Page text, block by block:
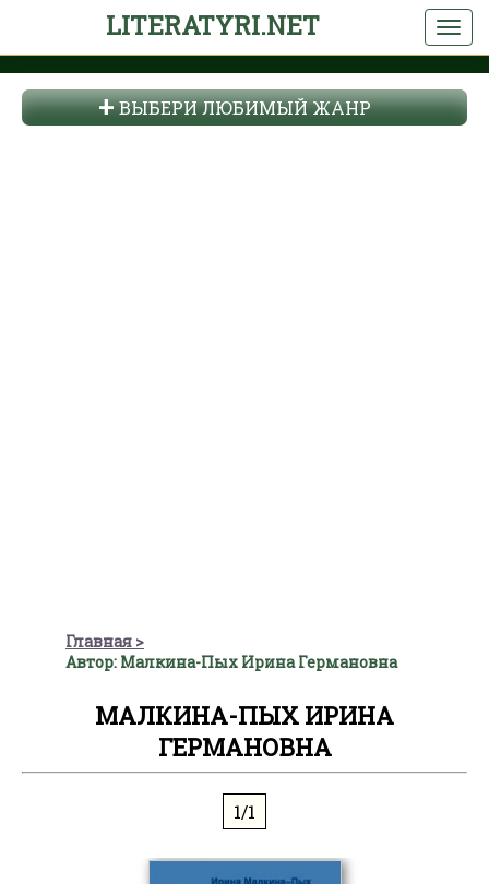
LITERATYRI.NET
ВЫБЕРИ ЛЮБИМЫЙ ЖАНР
Главная
Автор: Малкина-Пых Ирина Германовна
МАЛКИНА-ПЫХ ИРИНА
ГЕРМАНОВНА
1/1